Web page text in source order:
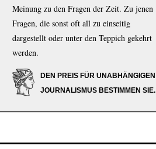
Meinung zu den Fragen der Zeit. Zu jenen
Fragen, die sonst oft all zu einseitig
dargestellt oder unter den Teppich gekehrt
werden.
DEN PREIS FÜR UNABHÄNGIGEN
JOURNALISMUS BESTIMMEN SIE.